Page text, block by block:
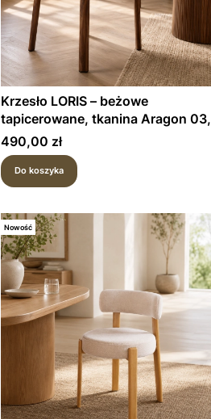
Krzesło LORIS – beżowe
tapicerowane, tkanina Aragon 03,
stelaż walnut
Cena
490,00 zł
Do koszyka
Nowość